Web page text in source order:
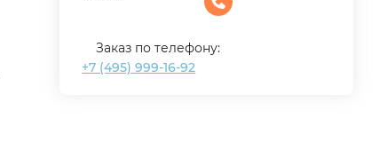
Заказ по телефону:
+7 (495) 999-16-92